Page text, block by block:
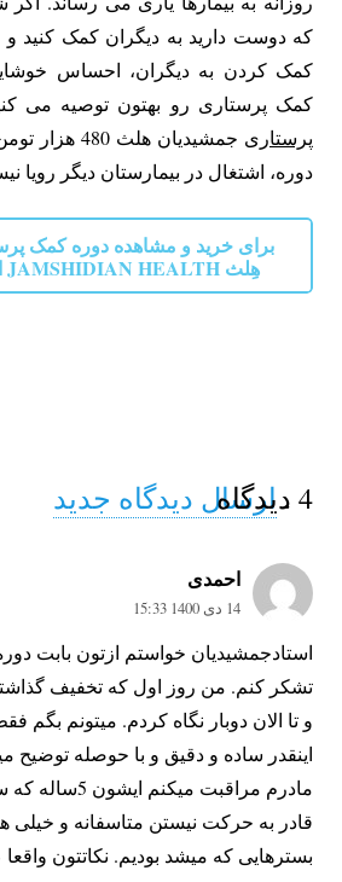
که دوست دارید به دیگران کمک کنید و
کمک کردن به دیگران، احساس
کمک پرستاری رو بهتون توصیه می
پرستاری
جمشیدیان هلث
دوره، اشتغال در بیمارستان دیگر رویا
برای خرید و مشاهده دوره کمک
هِلث JAMSHIDIAN HEALTH اینجا کلیک کنید.
4 دیدگاه
. ارسال دیدگاه جدید
احمدی
14 دی 1400 15:33
استادجمشیدیان خواستم ازتون بابت
تشکر کنم. من روز اول که تخفیف
و تا الان دوبار نگاه کردم. میتونم بگم
اینقدر ساده و دقیق و با حوصله توضیح
مادرم مراقبت
قادر به حرکت نیستن متاسفانه و خیلی
بسترهایی که میشد بودیم. نکاتتون واقعا